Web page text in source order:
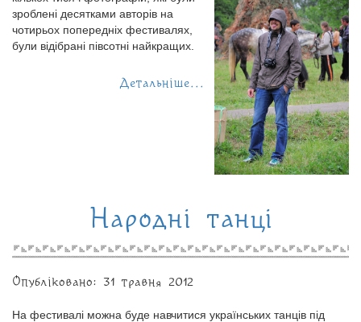
зроблені десятками авторів на
чотирьох попередніх фестивалях,
були відібрані півсотні найкращих.
Детальніше...
Народні танці
Опубліковано: 31 травня 2012
На фестивалі можна буде навчитися українських танців під